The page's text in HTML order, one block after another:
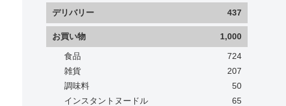
デリバリー 437
お買い物 1,000
食品
724
雑貨
207
調味料
50
インスタントヌードル
65